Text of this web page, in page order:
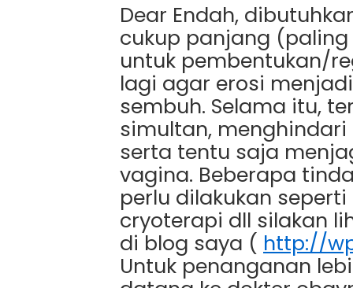
Dear Endah,
cukup panjang
untuk pembentukan/
lagi agar erosi
sembuh. Selama itu,
simultan, menghindari
serta tentu saja
vagina. Beberapa
perlu dilakukan
cryoterapi dll silakan
di blog saya ( http://
Untuk penanganan